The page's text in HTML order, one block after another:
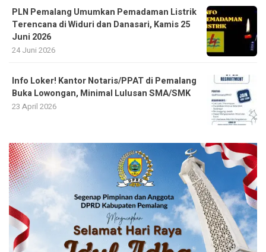
PLN Pemalang Umumkan Pemadaman Listrik
Terencana di Widuri dan Danasari, Kamis 25
Juni 2026
24 Juni 2026
Info Loker! Kantor Notaris/PPAT di Pemalang
Buka Lowongan, Minimal Lulusan SMA/SMK
23 April 2026